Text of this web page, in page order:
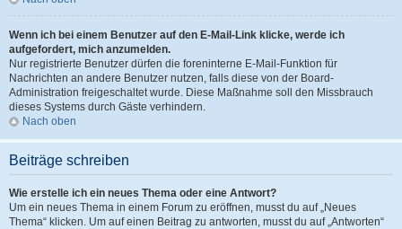
Wenn ich bei einem Benutzer auf den E-Mail-Link klicke, werde ich
aufgefordert, mich anzumelden.
Nur registrierte Benutzer dürfen die foreninterne E-Mail-Funktion für
Nachrichten an andere Benutzer nutzen, falls diese von der Board-
Administration freigeschaltet wurde. Diese Maßnahme soll den Missbrauch
dieses Systems durch Gäste verhindern.
Nach oben
Beiträge schreiben
Wie erstelle ich ein neues Thema oder eine Antwort?
Um ein neues Thema in einem Forum zu eröffnen, musst du auf „Neues
Thema“ klicken. Um auf einen Beitrag zu antworten, musst du auf „Antworten“